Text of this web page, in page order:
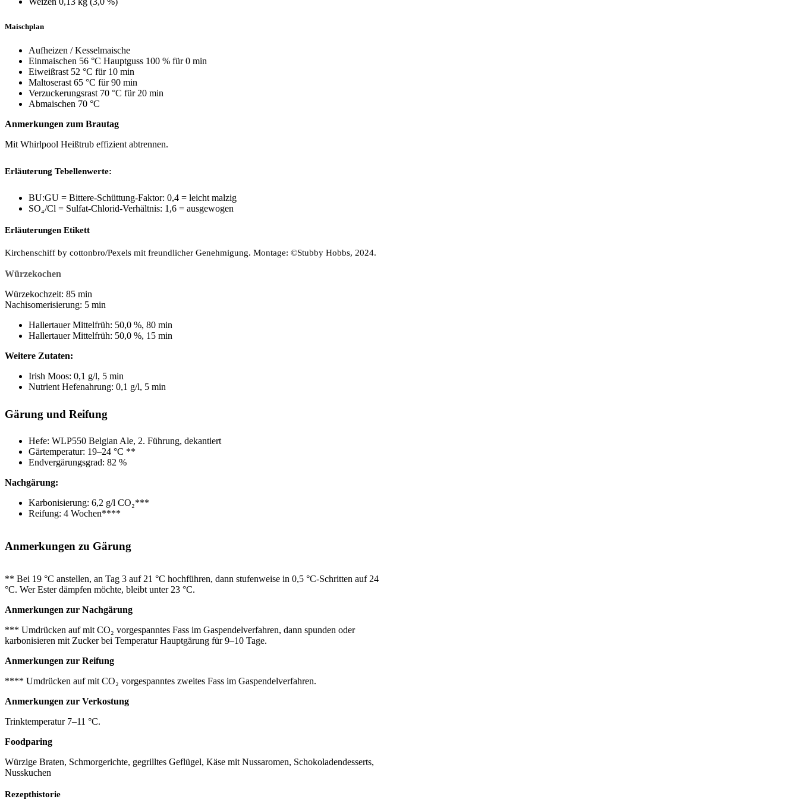
Maischplan
Aufheizen / Kesselmaische
Einmaischen 56 °C Hauptguss 100 % für 0 min
Eiweißrast 52 °C für 10 min
Maltoserast 65 °C für 90 min
Verzuckerungsrast 70 °C für 20 min
Abmaischen 70 °C
Anmerkungen zum Brautag
Mit Whirlpool Heißtrub effizient abtrennen.
Erläuterung Tebellenwerte:
BU:GU = Bittere-Schüttung-Faktor: 0,4 = leicht malzig
SO₄/Cl = Sulfat-Chlorid-Verhältnis: 1,6 = ausgewogen
Erläuterungen Etikett
Kirchenschiff by cottonbro/Pexels mit freundlicher Genehmigung. Montage: ©Stubby Hobbs, 2024.
Würzekochen
Würzekochzeit: 85 min
Nachisomerisierung: 5 min
Hallertauer Mittelfrüh: 50,0 %, 80 min
Hallertauer Mittelfrüh: 50,0 %, 15 min
Weitere Zutaten:
Irish Moos: 0,1 g/l, 5 min
Nutrient Hefenahrung: 0,1 g/l, 5 min
Gärung und Reifung
Hefe: WLP550 Belgian Ale, 2. Führung, dekantiert
Gärtemperatur: 19–24 °C **
Endvergärungsgrad: 82 %
Nachgärung:
Karbonisierung: 6,2 g/l CO₂***
Reifung: 4 Wochen****
Anmerkungen zu Gärung
** Bei 19 °C anstellen, an Tag 3 auf 21 °C hochführen, dann stufenweise in 0,5 °C‑Schritten auf 24
°C. Wer Ester dämpfen möchte, bleibt unter 23 °C.
Anmerkungen zur Nachgärung
*** Umdrücken auf mit CO₂ vorgespanntes Fass im Gaspendelverfahren, dann spunden oder
karbonisieren mit Zucker bei Temperatur Hauptgärung für 9–10 Tage.
Anmerkungen zur Reifung
**** Umdrücken auf mit CO₂ vorgespanntes zweites Fass im Gaspendelverfahren.
Anmerkungen zur Verkostung
Trinktemperatur 7–11 °C.
Foodparing
Würzige Braten, Schmorgerichte, gegrilltes Geflügel, Käse mit Nussaromen, Schokoladendesserts,
Nusskuchen
Rezepthistorie